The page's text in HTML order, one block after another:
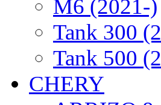
M6 (2021-)
Tank 300
Tank 500
CHERY